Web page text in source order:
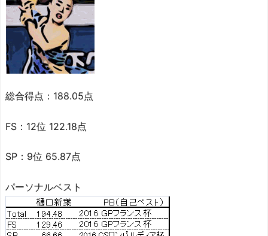
総合得点：188.05点
FS：12位 122.18点
SP：9位 65.87点
パーソナルベスト